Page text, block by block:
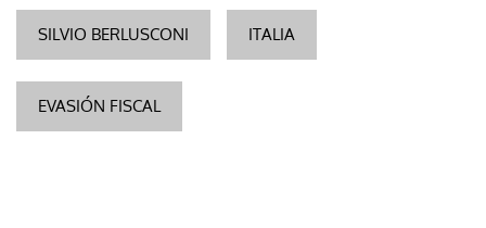
SILVIO BERLUSCONI ITALIA
EVASIÓN FISCAL